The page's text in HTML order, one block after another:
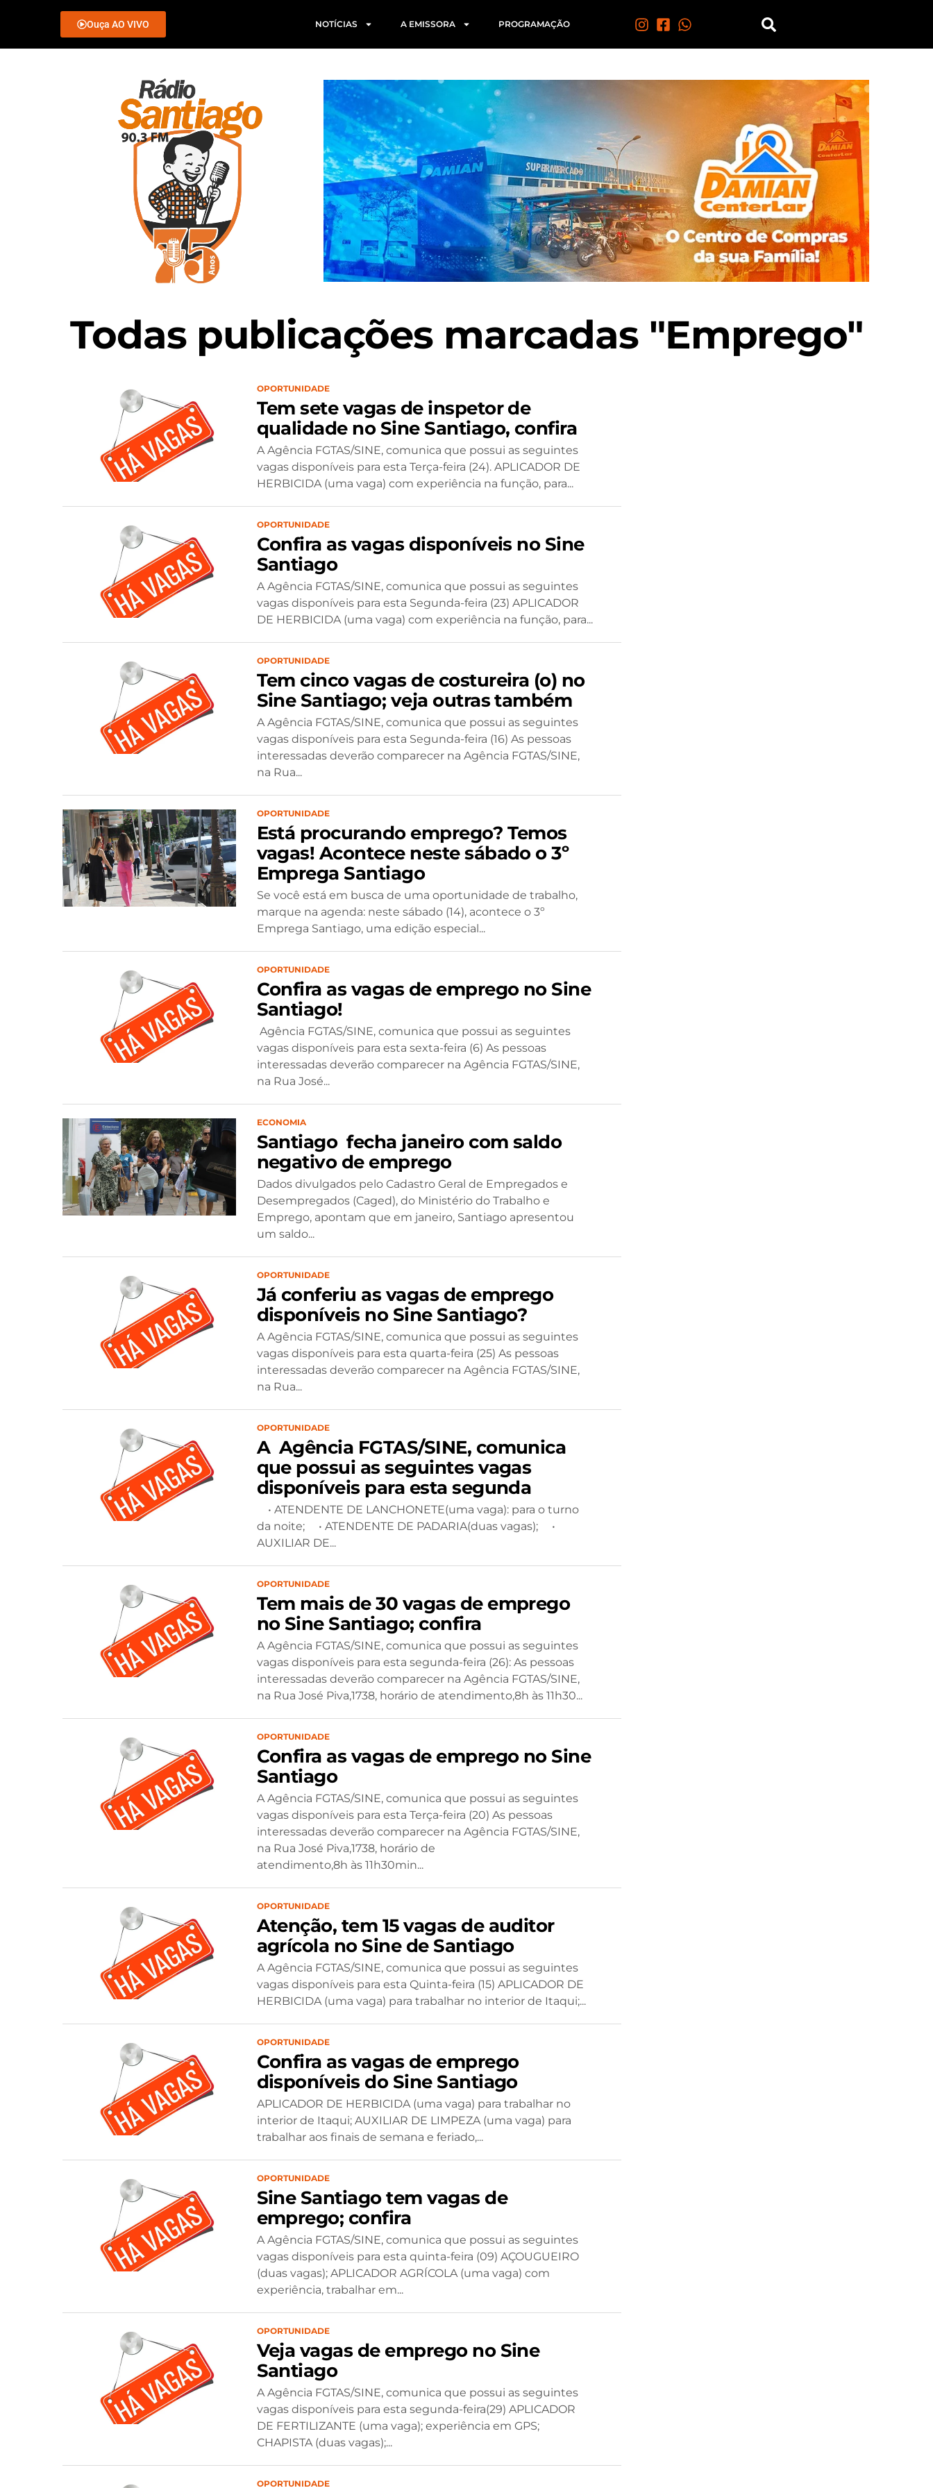
Ouça AO VIVO NOTÍCIAS A EMISSORA PROGRAMAÇÃO
Todas publicações marcadas "Emprego"
OPORTUNIDADE
Tem sete vagas de inspetor de
qualidade no Sine Santiago, confira
A Agência FGTAS/SINE, comunica que possui as seguintes
vagas disponíveis para esta Terça-feira (24). APLICADOR DE
HERBICIDA (uma vaga) com experiência na função, para...
OPORTUNIDADE
Confira as vagas disponíveis no Sine
Santiago
A Agência FGTAS/SINE, comunica que possui as seguintes
vagas disponíveis para esta Segunda-feira (23) APLICADOR
DE HERBICIDA (uma vaga) com experiência na função, para...
OPORTUNIDADE
Tem cinco vagas de costureira (o) no
Sine Santiago; veja outras também
A Agência FGTAS/SINE, comunica que possui as seguintes
vagas disponíveis para esta Segunda-feira (16) As pessoas
interessadas deverão comparecer na Agência FGTAS/SINE,
na Rua...
OPORTUNIDADE
Está procurando emprego? Temos
vagas! Acontece neste sábado o 3º
Emprega Santiago
Se você está em busca de uma oportunidade de trabalho,
marque na agenda: neste sábado (14), acontece o 3º
Emprega Santiago, uma edição especial...
OPORTUNIDADE
Confira as vagas de emprego no Sine
Santiago!
Agência FGTAS/SINE, comunica que possui as seguintes
vagas disponíveis para esta sexta-feira (6) As pessoas
interessadas deverão comparecer na Agência FGTAS/SINE,
na Rua José...
ECONOMIA
Santiago fecha janeiro com saldo
negativo de emprego
Dados divulgados pelo Cadastro Geral de Empregados e
Desempregados (Caged), do Ministério do Trabalho e
Emprego, apontam que em janeiro, Santiago apresentou
um saldo...
OPORTUNIDADE
Já conferiu as vagas de emprego
disponíveis no Sine Santiago?
A Agência FGTAS/SINE, comunica que possui as seguintes
vagas disponíveis para esta quarta-feira (25) As pessoas
interessadas deverão comparecer na Agência FGTAS/SINE,
na Rua...
OPORTUNIDADE
A Agência FGTAS/SINE, comunica
que possui as seguintes vagas
disponíveis para esta segunda
• ATENDENTE DE LANCHONETE(uma vaga): para o turno
da noite; • ATENDENTE DE PADARIA(duas vagas); •
AUXILIAR DE...
OPORTUNIDADE
Tem mais de 30 vagas de emprego
no Sine Santiago; confira
A Agência FGTAS/SINE, comunica que possui as seguintes
vagas disponíveis para esta segunda-feira (26): As pessoas
interessadas deverão comparecer na Agência FGTAS/SINE,
na Rua José Piva,1738, horário de atendimento,8h às 11h30...
OPORTUNIDADE
Confira as vagas de emprego no Sine
Santiago
A Agência FGTAS/SINE, comunica que possui as seguintes
vagas disponíveis para esta Terça-feira (20) As pessoas
interessadas deverão comparecer na Agência FGTAS/SINE,
na Rua José Piva,1738, horário de
atendimento,8h às 11h30min...
OPORTUNIDADE
Atenção, tem 15 vagas de auditor
agrícola no Sine de Santiago
A Agência FGTAS/SINE, comunica que possui as seguintes
vagas disponíveis para esta Quinta-feira (15) APLICADOR DE
HERBICIDA (uma vaga) para trabalhar no interior de Itaqui;...
OPORTUNIDADE
Confira as vagas de emprego
disponíveis do Sine Santiago
APLICADOR DE HERBICIDA (uma vaga) para trabalhar no
interior de Itaqui; AUXILIAR DE LIMPEZA (uma vaga) para
trabalhar aos finais de semana e feriado,...
OPORTUNIDADE
Sine Santiago tem vagas de
emprego; confira
A Agência FGTAS/SINE, comunica que possui as seguintes
vagas disponíveis para esta quinta-feira (09) AÇOUGUEIRO
(duas vagas); APLICADOR AGRÍCOLA (uma vaga) com
experiência, trabalhar em...
OPORTUNIDADE
Veja vagas de emprego no Sine
Santiago
A Agência FGTAS/SINE, comunica que possui as seguintes
vagas disponíveis para esta segunda-feira(29) APLICADOR
DE FERTILIZANTE (uma vaga); experiência em GPS;
CHAPISTA (duas vagas);...
OPORTUNIDADE